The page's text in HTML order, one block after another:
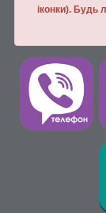
іконки). Будь